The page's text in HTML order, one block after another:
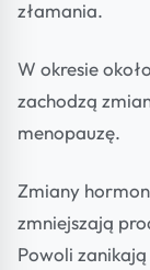
złamania.
W okresie
zachodzą
menopauzę.
Zmiany
zmniejszają
Powoli